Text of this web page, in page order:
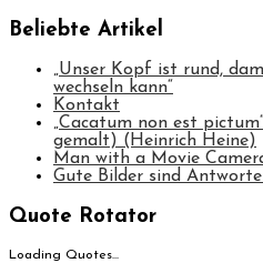
Beliebte Artikel
„Unser Kopf ist rund,
wechseln kann“
Kontakt
„Cacatum non est
gemalt) (Heinrich Heine)
Man with a Movie
Gute Bilder sind
Quote Rotator
Loading Quotes...